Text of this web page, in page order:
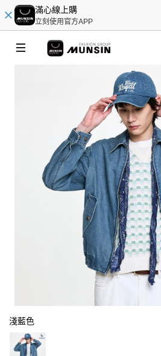
滿心線上購
立刻使用官方APP
淺藍色